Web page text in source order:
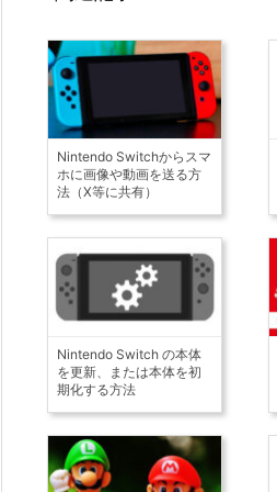
Nintendo Switchからスマ
ホに画像や動画を送る方
法（X等に共有）
Nintendo Switch の本体
を更新、または本体を初
期化する方法